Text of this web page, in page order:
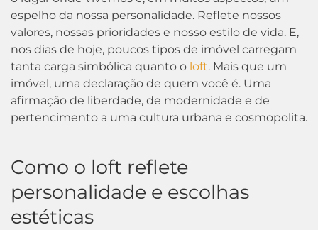
espelho da nossa personalidade. Reflete nossos
valores, nossas prioridades e nosso estilo de vida. E,
nos dias de hoje, poucos tipos de imóvel carregam
tanta carga simbólica quanto o loft. Mais que um
imóvel, uma declaração de quem você é. Uma
afirmação de liberdade, de modernidade e de
pertencimento a uma cultura urbana e cosmopolita.
Como o loft reflete
personalidade e escolhas
estéticas